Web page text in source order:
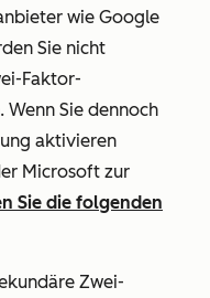
wie Google
Sie nicht
Faktor-
Sie dennoch
aktivieren
Microsoft zur
Sie die folgenden
Zwei-